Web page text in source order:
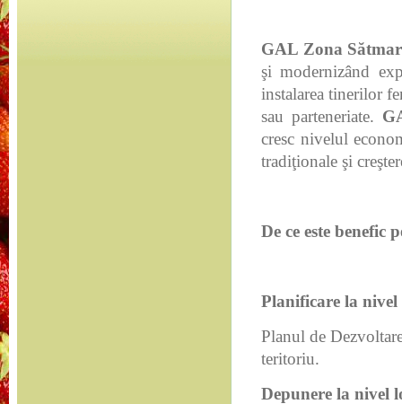
GAL Zona
şi modernizând
instalarea tinerilor
sau parteneriate.
cresc nivelul
tradiţionale şi
De ce este
Planificare la nivel
Planul de
teritoriu.
Depunere la nivel